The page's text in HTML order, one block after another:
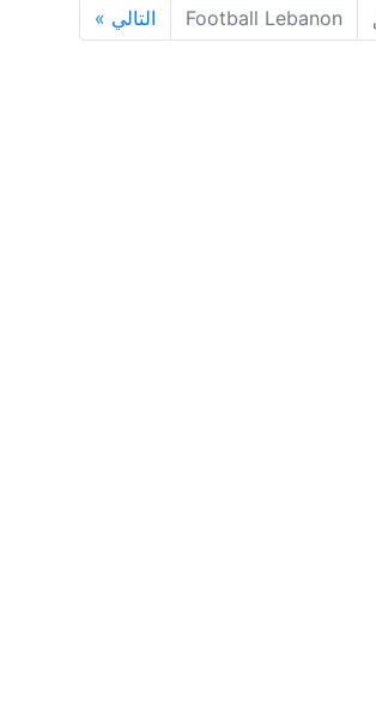
Football Lebanon التالي »